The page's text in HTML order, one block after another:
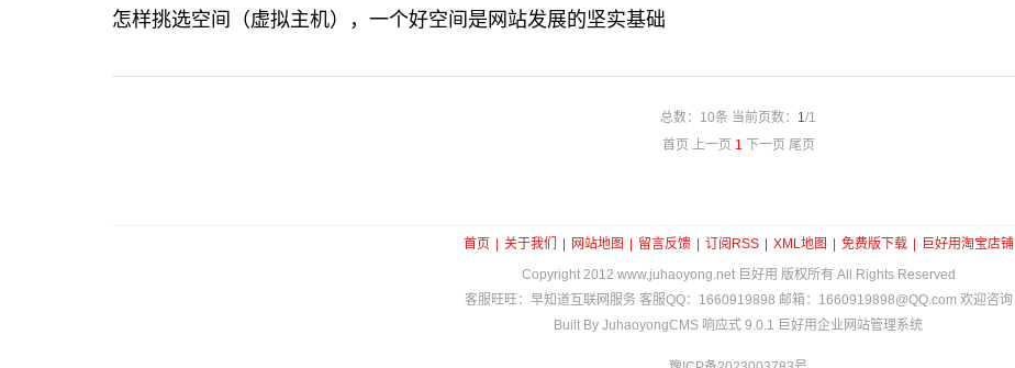
怎样挑选空间（虚拟主机），一个好空间是网站发展的坚实基础
总数：10条 当前页数： 1 /1
首页 上一页 1 下一页 尾页
首页 | 关于我们 | 网站地图 | 留言反馈 | 订阅RSS | XML地图 | 免费版下载 |
巨好用淘宝店铺
Copyright 2012 www.juhaoyong.net巨好用 版权所有 All Rights Reserved
客服旺旺：早知道互联网服务 客服QQ：1660919898 邮箱：1660919898@QQ.com 欢迎咨询
Built By JuhaoyongCMS 响应式 9.0.1 巨好用企业网站管理系统